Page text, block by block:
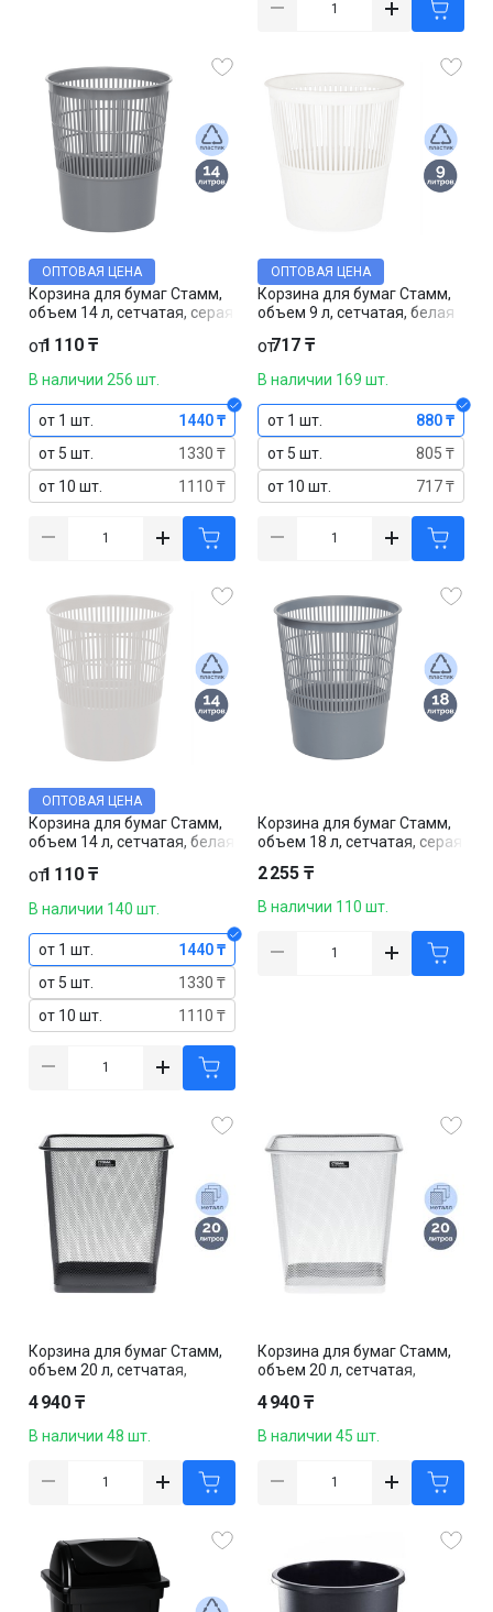
Корзина для бумаг Стамм,
объем 14 л, сетчатая, серая
ОПТОВАЯ ЦЕНА
от1 110 ₸
В наличии 256 шт.
от 1 шт.
1440 ₸
от 5 шт.
1330 ₸
от 10 шт.
1110 ₸
Корзина для бумаг Стамм,
объем 9 л, сетчатая, белая
ОПТОВАЯ ЦЕНА
от717 ₸
В наличии 169 шт.
от 1 шт.
880 ₸
от 5 шт.
805 ₸
от 10 шт.
717 ₸
Корзина для бумаг Стамм,
объем 14 л, сетчатая, белая
ОПТОВАЯ ЦЕНА
от1 110 ₸
В наличии 140 шт.
от 1 шт.
1440 ₸
от 5 шт.
1330 ₸
от 10 шт.
1110 ₸
Корзина для бумаг Стамм,
объем 18 л, сетчатая, серая
2 255 ₸
В наличии 110 шт.
Корзина для бумаг Стамм,
объем 20 л, сетчатая,
4 940 ₸
В наличии 48 шт.
Корзина для бумаг Стамм,
объем 20 л, сетчатая,
серебристая
4 940 ₸
В наличии 45 шт.